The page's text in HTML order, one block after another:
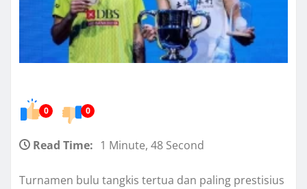
0 0
Read Time: 1 Minute, 48 Second
Turnamen bulu tangkis tertua dan paling prestisius